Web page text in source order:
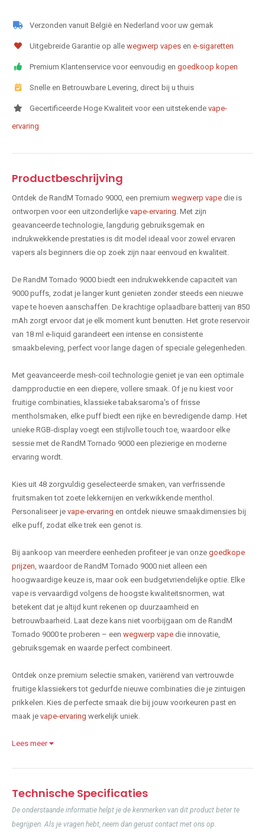
Verzonden vanuit België en Nederland voor uw gemak
Uitgebreide Garantie op alle wegwerp vapes en e-sigaretten
Premium Klantenservice voor eenvoudig en goedkoop kopen
Snelle en Betrouwbare Levering, direct bij u thuis
Gecertificeerde Hoge Kwaliteit voor een uitstekende vape-
ervaring
Productbeschrijving
Ontdek de RandM Tornado 9000, een premium wegwerp vape die is
ontworpen voor een uitzonderlijke vape-ervaring . Met zijn
geavanceerde technologie, langdurig gebruiksgemak en
indrukwekkende prestaties is dit model ideaal voor zowel ervaren
vapers als beginners die op zoek zijn naar eenvoud en kwaliteit.
De RandM Tornado 9000 biedt een indrukwekkende capaciteit van
9000 puffs, zodat je langer kunt genieten zonder steeds een nieuwe
vape te hoeven aanschaffen. De krachtige oplaadbare batterij van 850
mAh zorgt ervoor dat je elk moment kunt benutten. Het grote reservoir
van 18 ml e-liquid garandeert een intense en consistente
smaakbeleving, perfect voor lange dagen of speciale gelegenheden.
Met geavanceerde mesh-coil technologie geniet je van een optimale
dampproductie en een diepere, vollere smaak. Of je nu kiest voor
fruitige combinaties, klassieke tabaksaroma's of frisse
mentholsmaken, elke puff biedt een rijke en bevredigende damp. Het
unieke RGB-display voegt een stijlvolle touch toe, waardoor elke
sessie met de RandM Tornado 9000 een plezierige en moderne
ervaring wordt.
Kies uit 48 zorgvuldig geselecteerde smaken, van verfrissende
fruitsmaken tot zoete lekkernijen en verkwikkende menthol.
Personaliseer je vape-ervaring en ontdek nieuwe smaakdimensies bij
elke puff, zodat elke trek een genot is.
Bij aankoop van meerdere eenheden profiteer je van onze goedkope
prijzen , waardoor de RandM Tornado 9000 niet alleen een
hoogwaardige keuze is, maar ook een budgetvriendelijke optie. Elke
vape is vervaardigd volgens de hoogste kwaliteitsnormen, wat
betekent dat je altijd kunt rekenen op duurzaamheid en
betrouwbaarheid. Laat deze kans niet voorbijgaan om de RandM
Tornado 9000 te proberen – een wegwerp vape die innovatie,
gebruiksgemak en waarde perfect combineert.
Ontdek onze premium selectie smaken, variërend van vertrouwde
fruitige klassiekers tot gedurfde nieuwe combinaties die je zintuigen
prikkelen. Kies de perfecte smaak die bij jouw voorkeuren past en
maak je vape-ervaring werkelijk uniek.
Lees meer
Technische Specificaties
De onderstaande informatie helpt je de kenmerken van dit product beter te
begrijpen. Als je vragen hebt, neem dan gerust contact met ons op.